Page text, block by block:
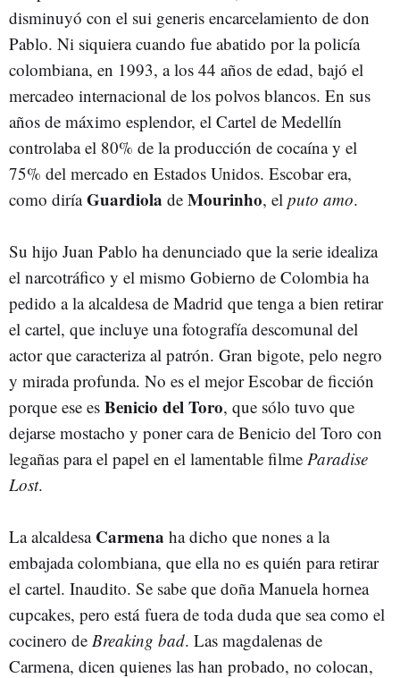
disminuyó con el sui generis encarcelamiento de don
Pablo. Ni siquiera cuando fue abatido por la policía
colombiana, en 1993, a los 44 años de edad, bajó el
mercadeo internacional de los polvos blancos. En sus
años de máximo esplendor, el Cartel de Medellín
controlaba el 80% de la producción de cocaína y el
75% del mercado en Estados Unidos. Escobar era,
como diríaGuardiola de Mourinho, el puto amo.
Su hijo Juan Pablo ha denunciado que la serie idealiza
el narcotráfico y el mismo Gobierno de Colombia ha
pedido a la alcaldesa de Madrid que tenga a bien retirar
el cartel, que incluye una fotografía descomunal del
actor que caracteriza al patrón. Gran bigote, pelo negro
y mirada profunda. No es el mejor Escobar de ficción
porque ese es Benicio del Toro, que sólo tuvo que
dejarse mostacho y poner cara de Benicio del Toro con
legañas para el papel en el lamentable filme Paradise
Lost.
La alcaldesa Carmena ha dicho que nones a la
embajada colombiana, que ella no es quién para retirar
el cartel. Inaudito. Se sabe que doña Manuela hornea
cupcakes, pero está fuera de toda duda que sea como el
cocinero de Breaking bad. Las magdalenas de
Carmena, dicen quienes las han probado, no colocan,